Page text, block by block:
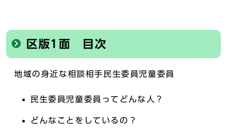
区版1面 目次
地域の身近な相談相手民生委員児童委員
民生委員児童委員ってどんな人？
どんなことをしているの？